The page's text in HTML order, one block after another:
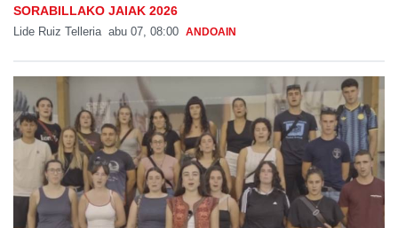
SORABILLAKO JAIAK 2026
Lide Ruiz Telleria abu 07, 08:00 ANDOAIN